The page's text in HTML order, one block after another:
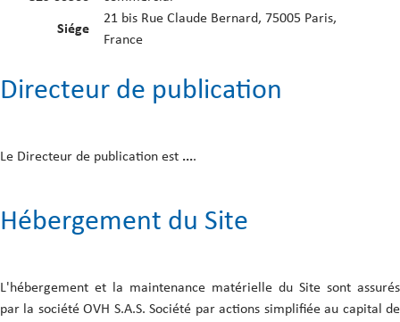
Siége
21 bis Rue Claude Bernard, 75005 Paris,
France
Directeur de publication
Le Directeur de publication est ....
Hébergement du Site
L'hébergement et la maintenance matérielle du Site sont assurés
par la société OVH S.A.S. Société par actions simplifiée au capital de